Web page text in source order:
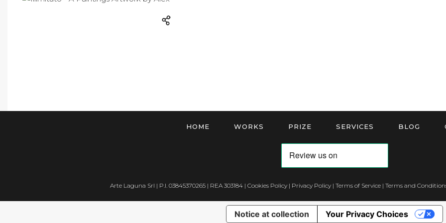
HOME WORKS PRIZE SERVICES BLOG
Arte Laguna Srl | P.I. 03845370265 | REA 303184 | Cookies Policy| Privacy Policy| Terms of Service| Terms and
Notice at collection Your Privacy Choices